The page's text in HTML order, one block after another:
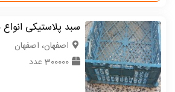
سبد پلاستیکی انواع
اصفهان، اصفهان
300000 عدد